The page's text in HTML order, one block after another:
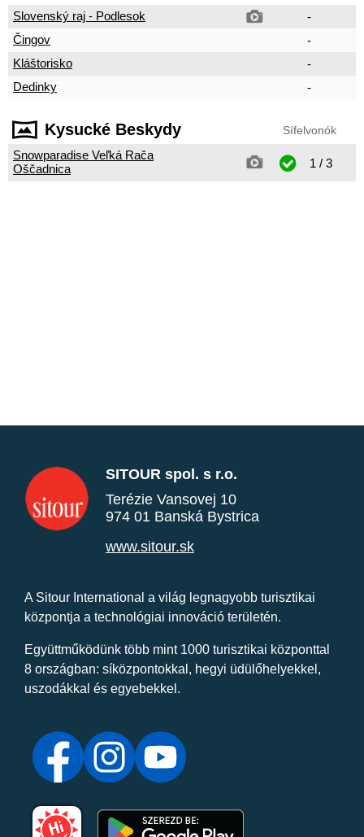
Slovenský raj - Podlesok
-
Čingov
-
Kláštorisko
-
Dedinky
-
Kysucké Beskydy Sífelvonók
Snowparadise Veľká Rača
Oščadnica
1 / 3
SITOUR spol. s r.o.
Terézie Vansovej 10
974 01 Banská Bystrica
www.sitour.sk
A Sitour International a világ legnagyobb turisztikai
központja a technológiai innováció területén.
Együttműködünk több mint 1000 turisztikai központtal
8 országban: síközpontokkal, hegyi üdülőhelyekkel,
uszodákkal és egyebekkel.